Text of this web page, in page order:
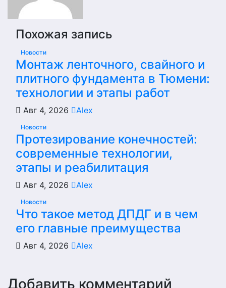
Похожая запись
Новости
Монтаж ленточного, свайного и
плитного фундамента в Тюмени:
технологии и этапы работ
Авг 4, 2026 Alex
Новости
Протезирование конечностей:
современные технологии,
этапы и реабилитация
Авг 4, 2026 Alex
Новости
Что такое метод ДПДГ и в чем
его главные преимущества
Авг 4, 2026 Alex
Добавить комментарий